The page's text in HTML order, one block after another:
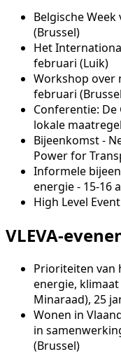
Belgische Week
(Brussel)
Het
februari (Luik)
Workshop over
februari
Conferentie: De
lokale
Bijeenkomst -
Power for
Informele
energie - 15-16
High Level
VLEVA-
Prioriteiten van
energie,
Minaraad), 25
Wonen in
in
(Brussel)